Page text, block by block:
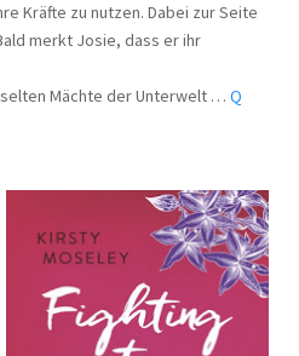
Kräfte zu nutzen. Dabei zur Seite
merkt Josie, dass er ihr
Mächte der Unterwelt … Q